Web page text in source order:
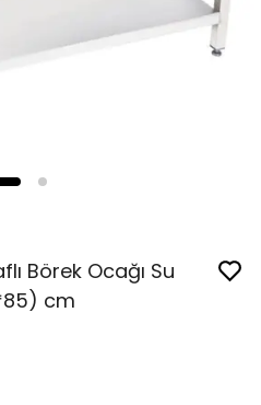
Börek Ocağı Su
cm